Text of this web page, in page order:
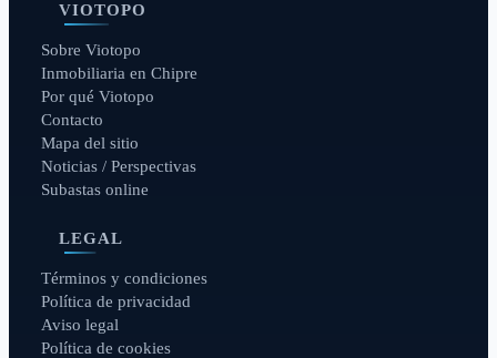
VIOTOPO
Sobre Viotopo
Inmobiliaria en Chipre
Por qué Viotopo
Contacto
Mapa del sitio
Noticias / Perspectivas
Subastas online
LEGAL
Términos y condiciones
Política de privacidad
Aviso legal
Política de cookies